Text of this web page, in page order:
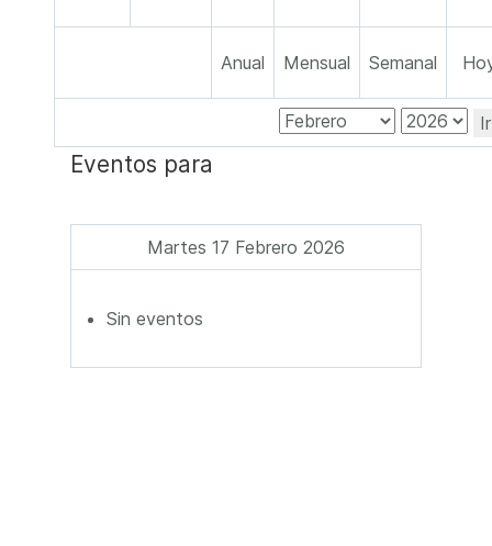
Anual Mensual Semanal
Eventos para
Martes 17 Febrero 2026
Sin eventos